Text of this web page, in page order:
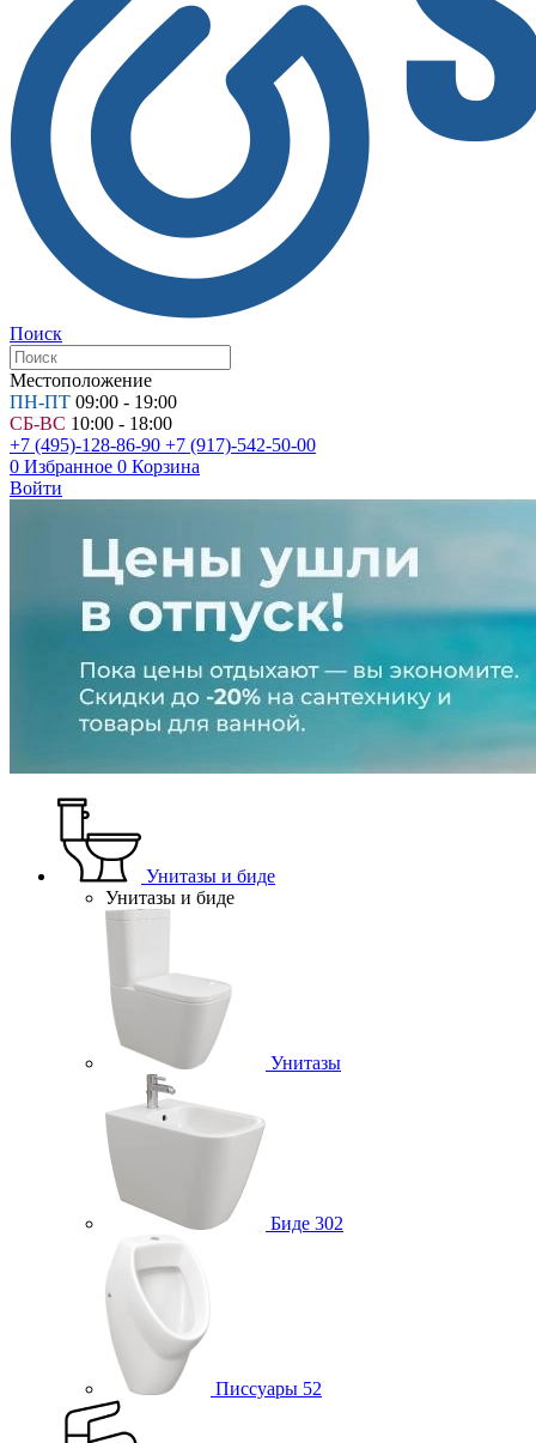
Поиск
Местоположение
ПН-ПТ 09:00 - 19:00
СБ-ВС 10:00 - 18:00
+7 (495)-128-86-90 +7 (917)-542-50-00
0 Избранное 0 Корзина
Войти
Унитазы и биде
Унитазы и биде
Унитазы
Биде 302
Писсуары 52